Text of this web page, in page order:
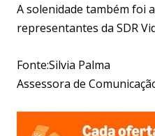
A solenidade também foi
representantes da SDR
Fonte:Silvia Palma
Assessora de